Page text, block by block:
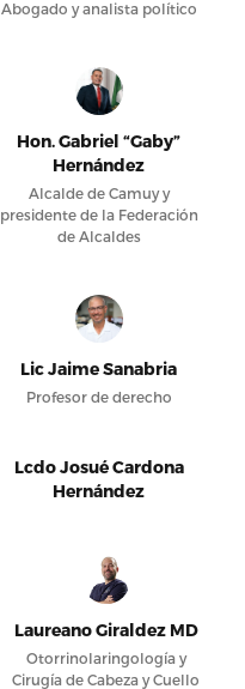
Abogado y analista político
Hon. Gabriel “Gaby”
Hernández
Alcalde de Camuy y
presidente de la Federación
de Alcaldes
Lic Jaime Sanabria
Profesor de derecho
Lcdo Josué Cardona
Hernández
Laureano Giraldez MD
Otorrinolaringología y
Cirugía de Cabeza y Cuello